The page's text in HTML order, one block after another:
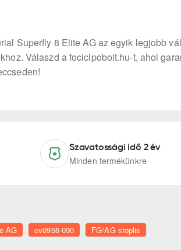
Superfly 8 Elite AG az egyik legjobb
Válaszd a focicipobolt.hu-t, ahol
Szavatossági idő 2 év
Minden termékünkre
AG cv0956-090 FG/AG stoplis